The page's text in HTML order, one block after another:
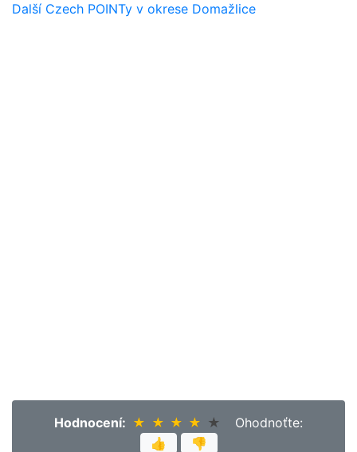
Další Czech POINTy v okrese Domažlice
Hodnocení: ★ ★ ★ ★ ★
★ ★ ★ ★ ★
Ohodnoťte:
👍
👎